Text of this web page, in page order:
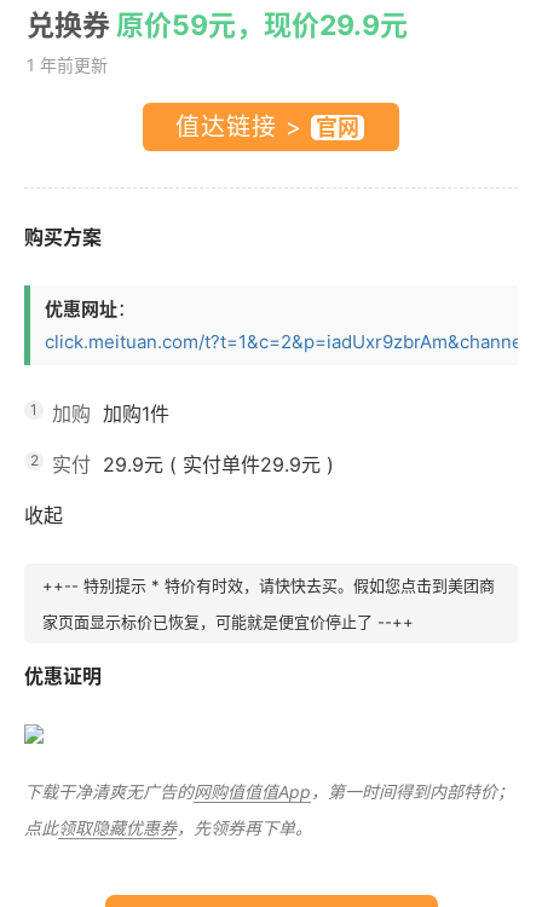
兑换券 原价59元，现价29.9元
1 年前更新
值达链接 >
购买方案
优惠网址：
click.meituan.com/
1 加购 加购1件
2 实付 29.9元 ( 实付单件29.9元 )
收起
++-- 特别提示 * 特价有时效，请快快去买。假如您点击到美团商
家页面显示标价已恢复，可能就是便宜价停止了 --++
优惠证明
下载干净清爽无广告的网购值值值App ，第一时间得到内部特价；
点此领取隐藏优惠券，先领券再下单。